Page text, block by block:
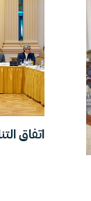
اتفاق